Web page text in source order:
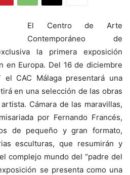
El Centro de Arte
Contemporáneo de
la primera exposición
en Europa. Del 16 de diciembre
CAC Málaga presentará una
en una selección de las obras
Cámara de las maravillas,
por Fernando Francés,
de pequeño y gran formato,
esculturas, que resumirán y
complejo mundo del “padre del
se presenta como una